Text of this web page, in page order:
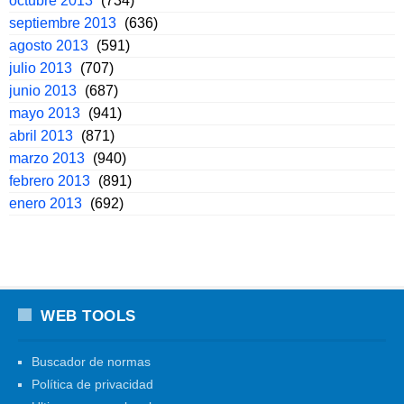
septiembre 2013 (636)
agosto 2013 (591)
julio 2013 (707)
junio 2013 (687)
mayo 2013 (941)
abril 2013 (871)
marzo 2013 (940)
febrero 2013 (891)
enero 2013 (692)
WEB TOOLS
Buscador de normas
Política de privacidad